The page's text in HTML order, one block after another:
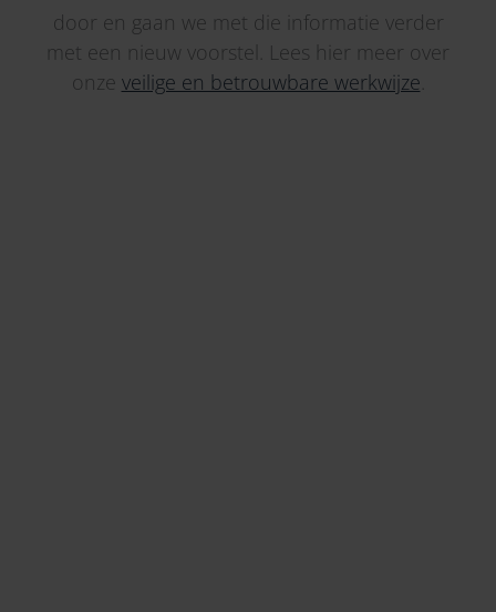
door en gaan we met die informatie verder
met een nieuw voorstel. Lees hier meer over
onze veilige en betrouwbare werkwijze